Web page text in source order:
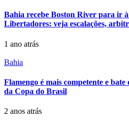
Bahia recebe Boston River para ir
Libertadores: veja escalações,
1 ano atrás
Bahia
Flamengo é mais competente e
da Copa do Brasil
2 anos atrás